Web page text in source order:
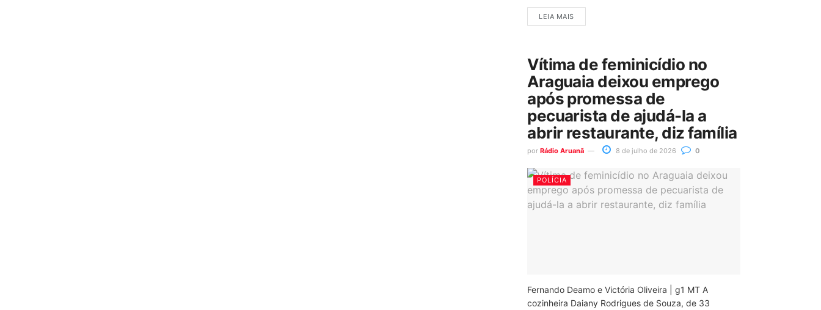
LEIA MAIS
Vítima de feminicídio no
Araguaia deixou emprego
após promessa de
pecuarista de ajudá-la a
abrir restaurante, diz família
por Rádio Aruanã 8 de julho de 2026 0
POLÍCIA
Fernando Deamo e Victória Oliveira | g1 MT A
cozinheira Daiany Rodrigues de Souza, de 33